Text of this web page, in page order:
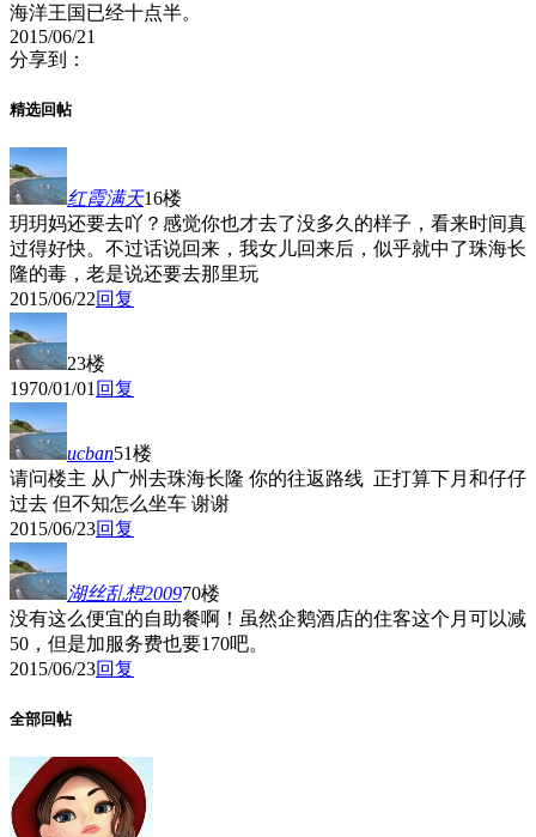
海洋王国已经十点半。
2015/06/21
分享到：
精选回帖
红霞满天16楼
玥玥妈还要去吖？感觉你也才去了没多久的样子，看来时间真
过得好快。不过话说回来，我女儿回来后，似乎就中了珠海长
隆的毒，老是说还要去那里玩
2015/06/22回复
23楼
1970/01/01 回复
ucban51楼
请问楼主 从广州去珠海长隆 你的往返路线 正打算下月和仔仔
过去 但不知怎么坐车 谢谢
2015/06/23回复
湖丝乱想200970楼
没有这么便宜的自助餐啊！虽然企鹅酒店的住客这个月可以减
50，但是加服务费也要170吧。
2015/06/23回复
全部回帖